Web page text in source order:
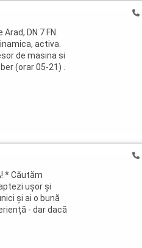
DN 7 FN.
activa.
de masina si
(orar 05-21) .
* Căutăm
ușor și
și ai o bună
- dar dacă